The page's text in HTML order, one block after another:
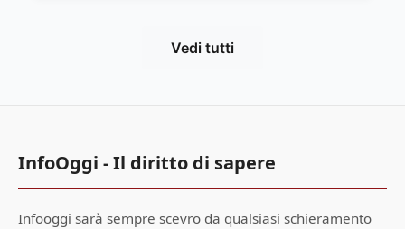
Vedi tutti
InfoOggi - Il diritto di sapere
Infooggi sarà sempre scevro da qualsiasi schieramento